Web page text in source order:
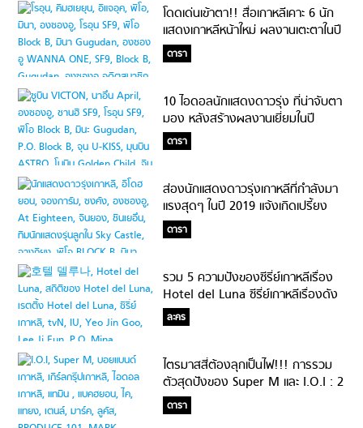
โดดเด่นเข้าตา!! สื่อเกาหลีเคาะ 6 นัก
แสดงเกาหลีหน้าใหม่ ผลงานเตะตาในปี
2019 มีแววปังดังพลุแตก
ดารา
10 ไอดอลนักแสดงดาวรุ่ง ที่น่าจับตา
มอง หลังสร้างผลงานเยี่ยมในปี
2019!
ดารา
ส่องนักแสดงดาวรุ่งเกาหลีที่กำลังมา
แรงสุดๆ ในปี 2019 แจ้งเกิดเปรี้ยง
ตกแฟนคลับเพียบ
ดารา
รวม 5 ความปังของซีรี่ย์เกาหลีเรื่อง
Hotel del Luna ซีรี่ย์เกาหลีเรื่องดัง
ประจำปี 2019
ละคร
ไตรมาสสี่ต้องลุกเป็นไฟ!!! การรวม
ตัวสุดปังของ Super M และ I.O.I : 2
ไอดอลกรุ๊ปทีมอเวนเจอร์ #ร้อนแรงไม่
หยุด
ดารา